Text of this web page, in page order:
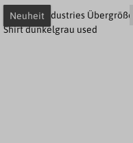
Neuheit